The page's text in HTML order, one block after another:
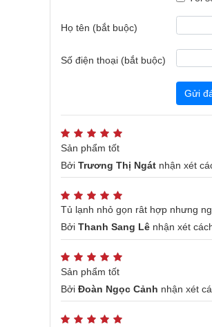
Khay kệ linh hoạt
được nhiều thực phẩm.
Họ tên (bắt buộc)
Số điện thoại (bắt buộc)
Gửi
Sản phẩm tốt
Bởi Trương Thị Ngát nhận xét
Tủ lạnh nhỏ gọn rât hợp nhưng
Bởi Thanh Sang Lê nhận xét
Sản phẩm tốt
Bởi Đoàn Ngọc Cảnh nhận xét